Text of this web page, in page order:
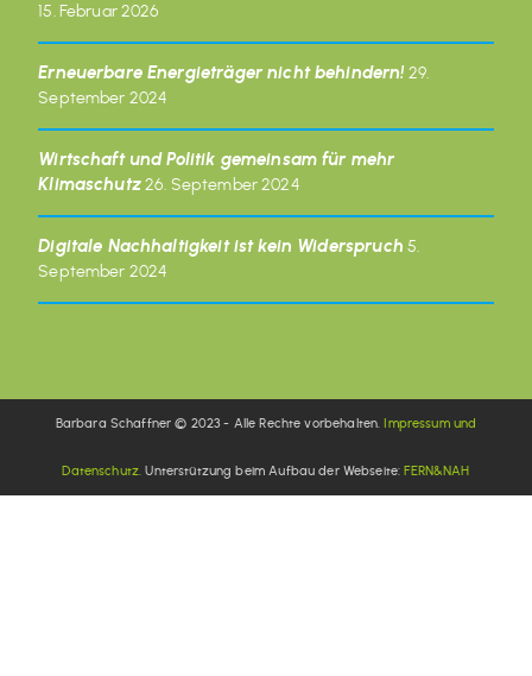
15. Februar 2026
Erneuerbare Energieträger nicht behindern! 29.
September 2024
Wirtschaft und Politik gemeinsam für mehr
Klimaschutz26. September 2024
Digitale Nachhaltigkeit ist kein Widerspruch 5.
September 2024
Barbara Schaffner © 2023 - Alle Rechte vorbehalten. Impressum und
Datenschutz. Unterstützung beim Aufbau der Webseite: FERN&NAH